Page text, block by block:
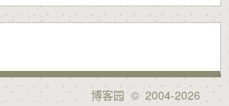
博客园© 2004-2026